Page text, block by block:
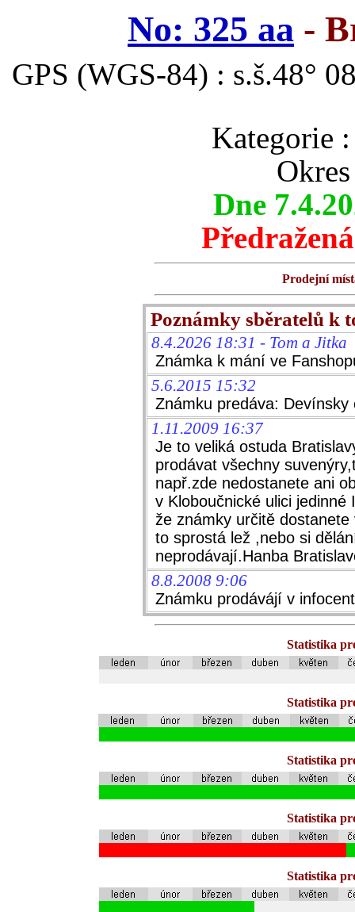
No: 325 aa -
GPS (WGS-84) : s.š.48°
Kategorie
Dne
Prodejní
Poznámky sběratelů k
8.4.2026 18:31 - Tom a Jitka
Známka k mání ve
5.6.2015 15:32
Známku predáva:
1.11.2009 16:37
Je to veliká ostuda
prodávat všechny
např.zde nedostanete ani
v Kloboučnické ulici
že známky určitě
to sprostá lež ,nebo si
neprodávají.Hanba
8.8.2008 9:06
Známku prodávájí v
Statistika
Statistika
Statistika
Statistika
Statistika